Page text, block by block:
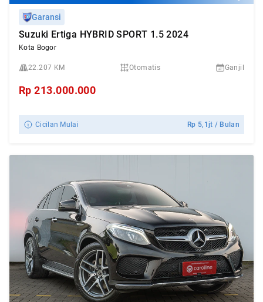
Garansi
Suzuki Ertiga HYBRID SPORT 1.5 2024
Kota Bogor
22.207 KM Otomatis Ganjil
Rp213.000.000
Cicilan Mulai Rp 5,1jt / Bulan